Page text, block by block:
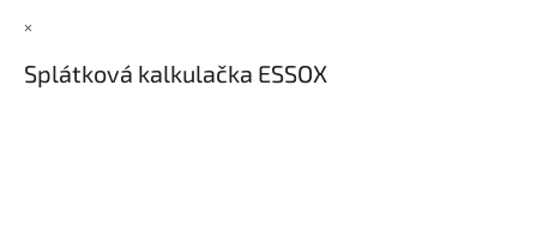
×
Splátková kalkulačka ESSOX